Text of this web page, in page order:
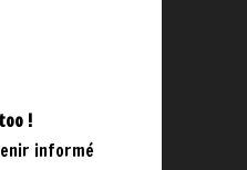
!
informé